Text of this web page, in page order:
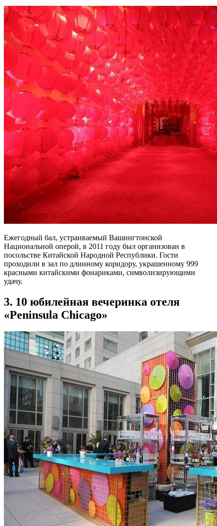
Ежегодный бал, устраиваемый Вашингтонской
Национальной оперой, в 2011 году был организован в
посольстве Китайской Народной Республики. Гости
проходили в зал по длинному коридору, украшенному 999
красными китайскими фонариками, символизирующими
удачу.
3. 10 юбилейная вечеринка отеля
«Peninsula Chicago»